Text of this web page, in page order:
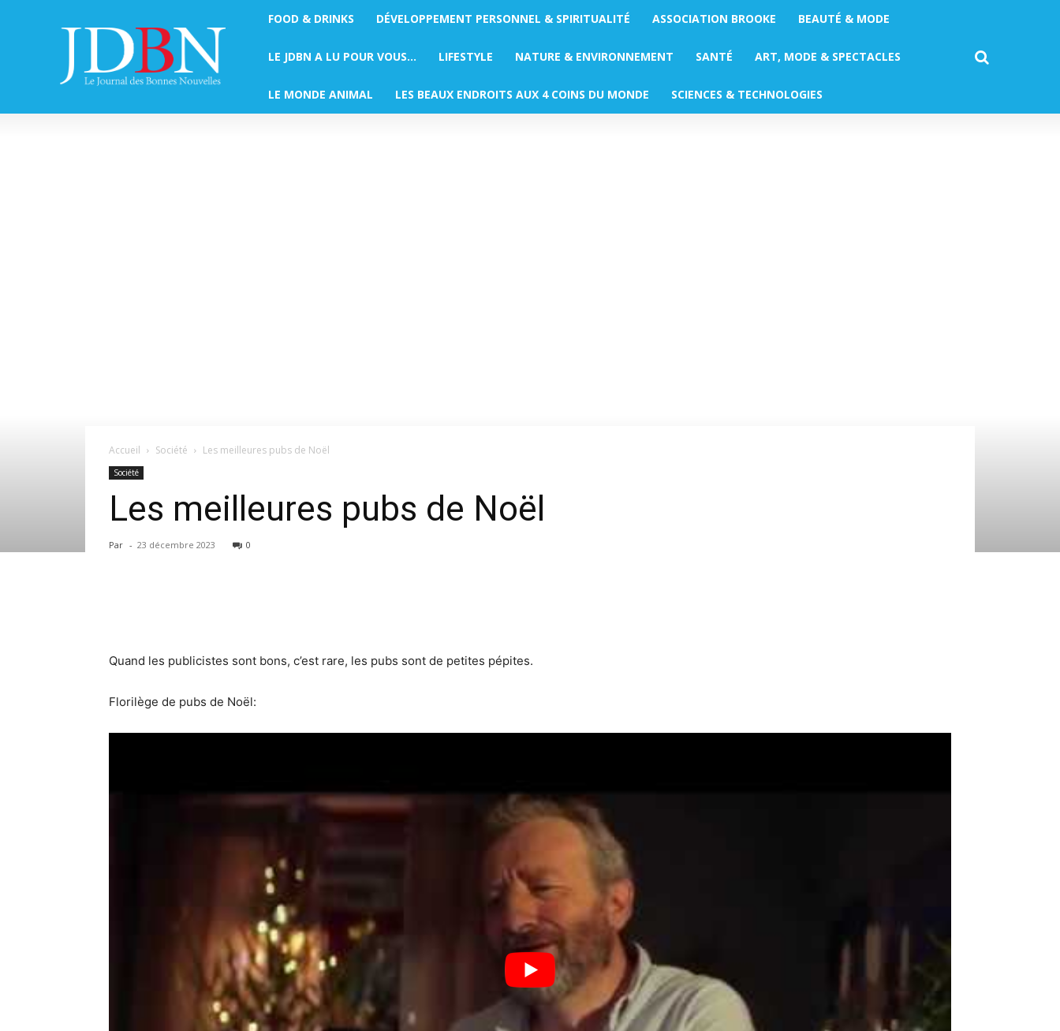
FOOD & DRINKS DÉVELOPPEMENT PERSONNEL & SPIRITUALITÉ ASSOCIATION BROOKE BEAUTÉ & MODE
LE JDBN A LU POUR VOUS… LIFESTYLE NATURE & ENVIRONNEMENT SANTÉ ART, MODE & SPECTACLES
LE MONDE ANIMAL LES BEAUX ENDROITS AUX 4 COINS DU MONDE SCIENCES & TECHNOLOGIES
Accueil Société Les meilleures pubs de Noël
Société
Les meilleures pubs de Noël
Par - 23 décembre 2023 0
Quand les publicistes sont bons, c’est rare, les pubs sont de petites pépites.
Florilège de pubs de Noël: